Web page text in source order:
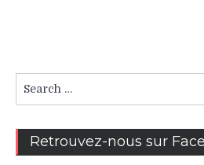
for:
Retrouvez-nous sur